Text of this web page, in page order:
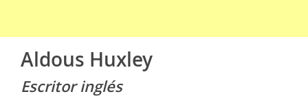
Aldous Huxley
Escritor inglés